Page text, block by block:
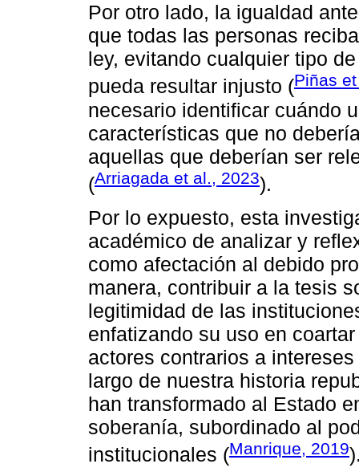
Por otro lado, la igualdad
que todas las personas
ley, evitando cualquier tipo
pueda resultar injusto (Piñas
necesario identificar cuándo
características que no
aquellas que deberían ser
(Arriagada et al., 2023).
Por lo expuesto, esta
académico de analizar y
como afectación al debido
manera, contribuir a la tesis
legitimidad de las
enfatizando su uso en
actores contrarios a
largo de nuestra historia
han transformado al Estado
soberanía, subordinado al
institucionales (Manrique, 2019